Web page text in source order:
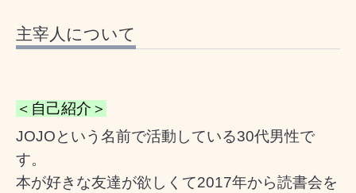
主宰人について
＜自己紹介＞
JOJOという名前で活動している30代男性で
す。
本が好きな友達が欲しくて2017年から読書会を